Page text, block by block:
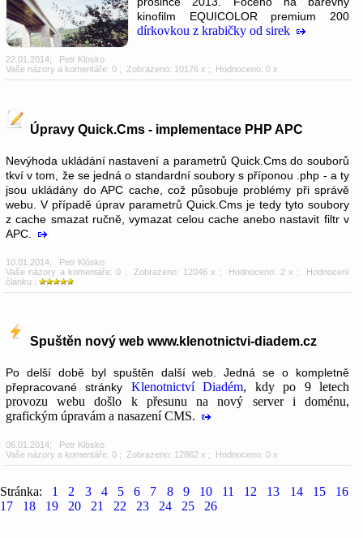
kinofilm EQUICOLOR premium 200
dírkovkou z krabičky od sirek
22.01.2014; Petr Klósko
Vaše názory a komentáře: 0 ; Zobrazeno: 10176 x ; Hodnoceno: 0 x
Úpravy Quick.Cms - implementace PHP APC
Nevýhoda ukládání nastavení a parametrů Quick.Cms do souborů
tkví v tom, že se jedná o standardní soubory s příponou .php - a ty
jsou ukládány do APC cache, což působuje problémy při správě
webu. V případě úprav parametrů Quick.Cms je tedy tyto soubory
z cache smazat ručně, vymazat celou cache anebo nastavit filtr v
APC.
10.01.2014; Petr Klósko
Vaše názory a komentáře: 0 ; Zobrazeno: 12046 x ; Hodnoceno: 2 x ; Hodnocení
článku :
Spuštěn nový web www.klenotnictvi-diadem.cz
Po delší době byl spuštěn další web. Jedná se o kompletně
přepracované stránky Klenotnictví Diadém, kdy po 9 letech
provozu webu došlo k přesunu na nový server i doménu,
grafickým úpravám a nasazení CMS.
06.01.2014; Petr Klósko
Vaše názory a komentáře: 0 ; Zobrazeno: 12862 x ; Hodnoceno: 0 x
Stránka: 1 2 3 4 5 6 7 8 9 10 11 12 13 14 15
16
17
18 19 20 21 22 23 24 25 26